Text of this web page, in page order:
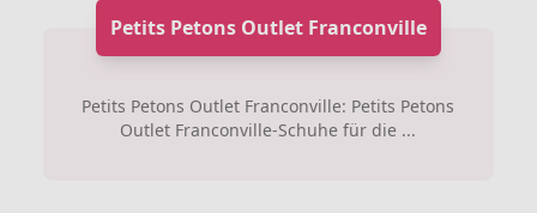
Petits Petons Outlet Franconville
Petits Petons Outlet Franconville: Petits Petons
Outlet Franconville-Schuhe für die ...